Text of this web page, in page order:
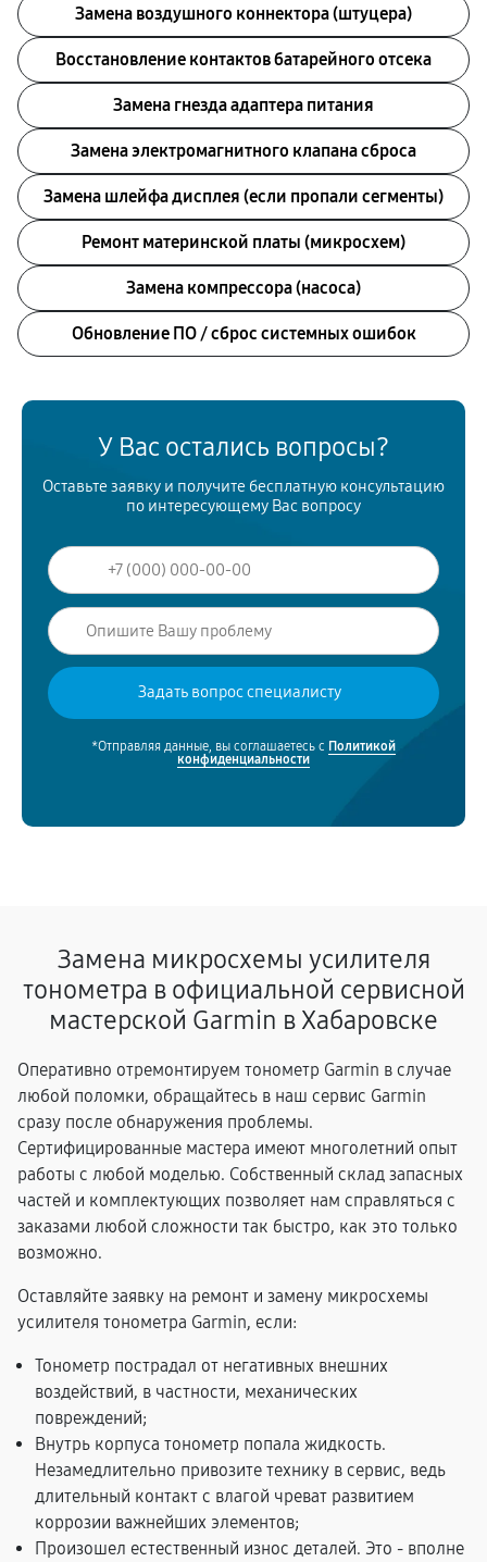
Замена воздушного коннектора (штуцера)
Восстановление контактов батарейного отсека
Замена гнезда адаптера питания
Замена электромагнитного клапана сброса
Замена шлейфа дисплея (если пропали сегменты)
Ремонт материнской платы (микросхем)
Замена компрессора (насоса)
Обновление ПО / сброс системных ошибок
У Вас остались вопросы?
Оставьте заявку и получите бесплатную консультацию
по интересующему Вас вопросу
*Отправляя данные, вы соглашаетесь с Политикой
конфиденциальности
Замена микросхемы усилителя
тонометра в официальной сервисной
мастерской Garmin в Хабаровске
Оперативно отремонтируем тонометр Garmin в случае
любой поломки, обращайтесь в наш сервис Garmin
сразу после обнаружения проблемы.
Сертифицированные мастера имеют многолетний опыт
работы с любой моделью. Собственный склад запасных
частей и комплектующих позволяет нам справляться с
заказами любой сложности так быстро, как это только
возможно.
Оставляйте заявку на ремонт и замену микросхемы
усилителя тонометра Garmin, если:
Тонометр пострадал от негативных внешних
воздействий, в частности, механических
повреждений;
Внутрь корпуса тонометр попала жидкость.
Незамедлительно привозите технику в сервис, ведь
длительный контакт с влагой чреват развитием
коррозии важнейших элементов;
Произошел естественный износ деталей. Это - вполне